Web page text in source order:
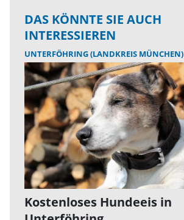
DAS KÖNNTE SIE AUCH
INTERESSIEREN
UNTERFÖHRING (LANDKREIS MÜNCHEN)
Kostenloses Hundeeis in